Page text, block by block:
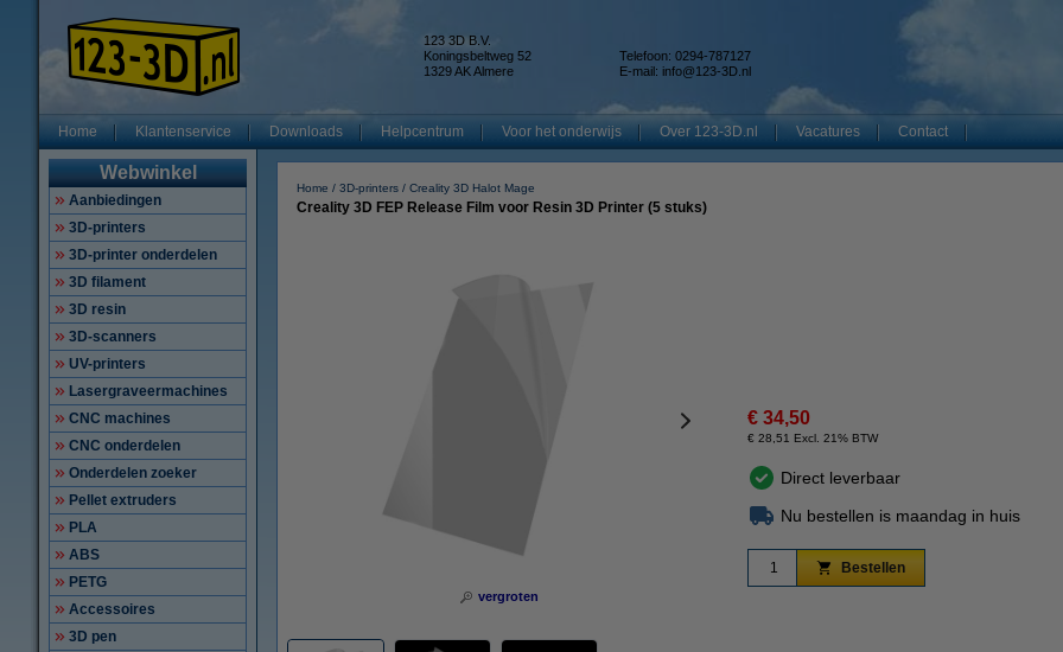
123 3D B.V.
Koningsbeltweg 52
1329 AK Almere
Telefoon: 0294-787127
E-mail: info@123-3D.nl
Home Klantenservice Downloads Helpcentrum Voor het onderwijs Over 123-3D.nl Vacatures Contact
Webwinkel
Aanbiedingen
3D-printers
3D-printer onderdelen
3D filament
3D resin
3D-scanners
UV-printers
Lasergraveermachines
CNC machines
CNC onderdelen
Onderdelen zoeker
Pellet extruders
PLA
ABS
PETG
Accessoires
3D pen
Home 3D-printers Creality 3D Halot Mage
Creality 3D FEP Release Film voor Resin 3D Printer (5 stuks)
vergroten
€ 34,50
€ 28,51 Excl. 21% BTW
Direct leverbaar
Nu bestellen is maandag in huis
Bestellen